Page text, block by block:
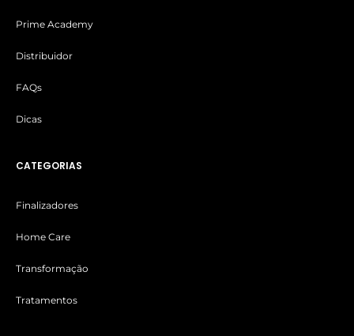
Prime Academy
Distribuidor
FAQs
Dicas
CATEGORIAS
Finalizadores
Home Care
Transformação
Tratamentos